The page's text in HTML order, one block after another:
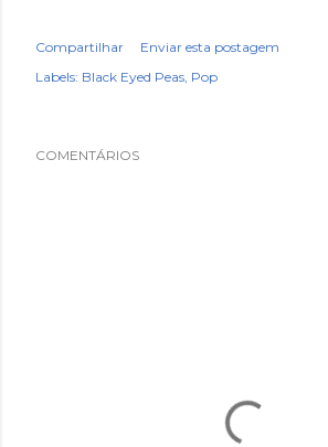
Compartilhar
Enviar esta postagem
Labels: Black Eyed Peas Pop
COMENTÁRIOS